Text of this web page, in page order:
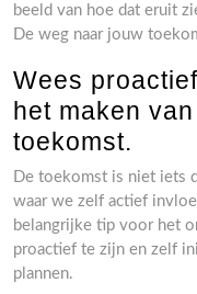
beeld van hoe dat eruit
De weg naar jouw
Wees
het maken
toekomst.
De toekomst is niet iets
waar we zelf actief
belangrijke tip voor het
proactief te zijn en zelf
plannen.